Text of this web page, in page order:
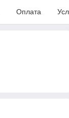
Оплата